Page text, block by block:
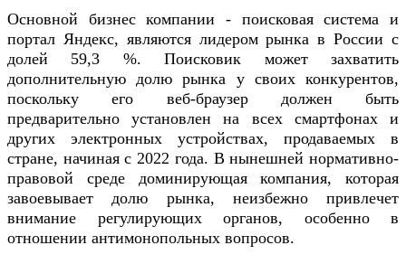
Основной бизнес компании - поисковая система и
портал Яндекс, являются лидером рынка в России с
долей 59,3 %. Поисковик может захватить
дополнительную долю рынка у своих конкурентов,
поскольку его веб-браузер должен быть
предварительно установлен на всех смартфонах и
других электронных устройствах, продаваемых в
стране, начиная с 2022 года. В нынешней нормативно-
правовой среде доминирующая компания, которая
завоевывает долю рынка, неизбежно привлечет
внимание регулирующих органов, особенно в
отношении антимонопольных вопросов.